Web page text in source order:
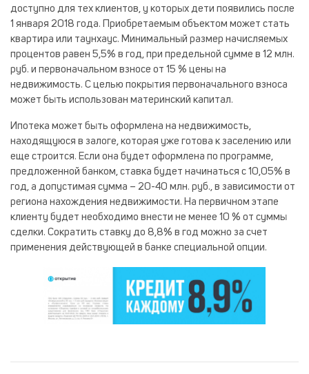
доступно для тех клиентов, у которых дети появились после
1 января 2018 года. Приобретаемым объектом может стать
квартира или таунхаус. Минимальный размер начисляемых
процентов равен 5,5% в год, при предельной сумме в 12 млн.
руб. и первоначальном взносе от 15 % цены на
недвижимость. С целью покрытия первоначального взноса
может быть использован материнский капитал.
Ипотека может быть оформлена на недвижимость,
находящуюся в залоге, которая уже готова к заселению или
еще строится. Если она будет оформлена по программе,
предложенной банком, ставка будет начинаться с 10,05% в
год, а допустимая сумма – 20-40 млн. руб., в зависимости от
региона нахождения недвижимости. На первичном этапе
клиенту будет необходимо внести не менее 10 % от суммы
сделки. Сократить ставку до 8,8% в год можно за счет
применения действующей в банке специальной опции.